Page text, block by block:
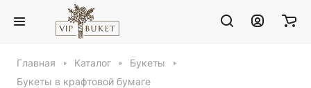
Главная Каталог
Букеты
Букеты в крафтовой бумаге